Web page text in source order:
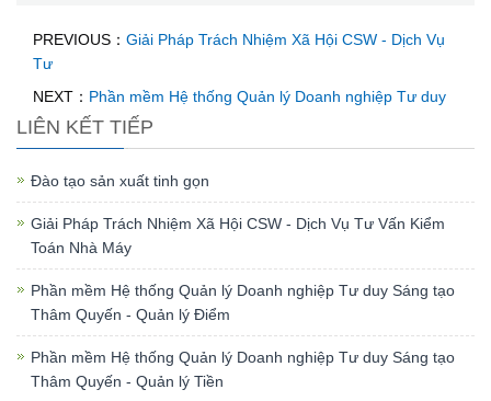
PREVIOUS： Giải Pháp Trách Nhiệm Xã Hội CSW - Dịch Vụ
Tư
NEXT： Phần mềm Hệ thống Quản lý Doanh nghiệp Tư duy
LIÊN KẾT TIẾP
Đào tạo sản xuất tinh gọn
Giải Pháp Trách Nhiệm Xã Hội CSW - Dịch Vụ Tư Vấn Kiểm
Toán Nhà Máy
Phần mềm Hệ thống Quản lý Doanh nghiệp Tư duy Sáng tạo
Thâm Quyến - Quản lý Điểm
Phần mềm Hệ thống Quản lý Doanh nghiệp Tư duy Sáng tạo
Thâm Quyến - Quản lý Tiền